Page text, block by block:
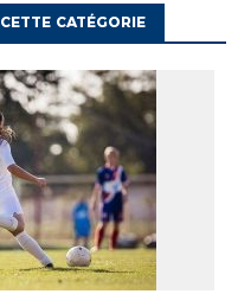
CATÉGORIE